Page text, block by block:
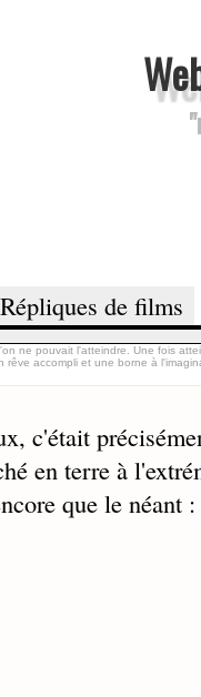
Répliques de films
ne pouvait l'atteindre. Une fois
accompli et une borne à
c'était
en terre à
que le